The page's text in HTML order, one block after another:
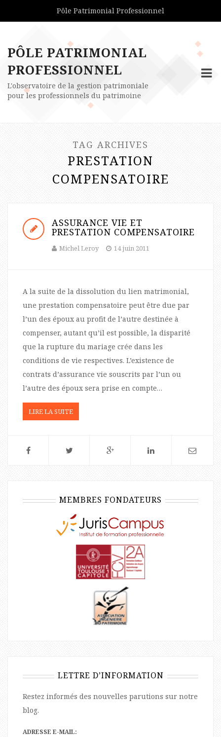
Pôle Patrimonial Professionnel
PÔLE PATRIMONIAL
PROFESSIONNEL
L'observatoire de la gestion patrimoniale
pour les professionnels du patrimoine
TAG ARCHIVES
PRESTATION
COMPENSATOIRE
ASSURANCE VIE ET
PRESTATION COMPENSATOIRE
Michel Leroy 14 juin 2011
A la suite de la dissolution du lien matrimonial,
une prestation compensatoire peut être due par
l’un des époux au profit de l’autre destinée à
compenser, autant qu’il est possible, la disparité
que la rupture du mariage crée dans les
conditions de vie respectives. L’existence de
contrats d’assurance vie souscrits par l’un ou
l’autre des époux sera prise en compte…
LIRE LA SUITE
MEMBRES FONDATEURS
LETTRE D’INFORMATION
Restez informés des nouvelles parutions sur notre
blog.
ADRESSE E-MAIL: